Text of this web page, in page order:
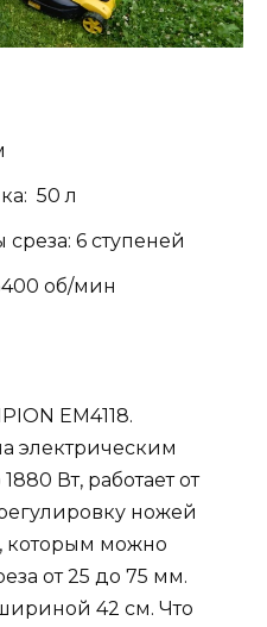
50 л
6 ступеней
об/мин
EM4118.
электрическим
Вт, работает от
ножей
которым можно
от 25 до 75 мм.
42 см. Что